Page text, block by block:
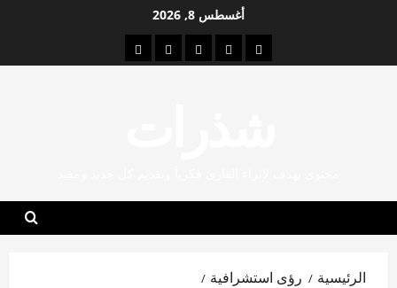
أغسطس 8, 2026
الصفحةقضاياالإنسانيات
الاقتصادقراءات
الرئيسية
رؤى استشرافية